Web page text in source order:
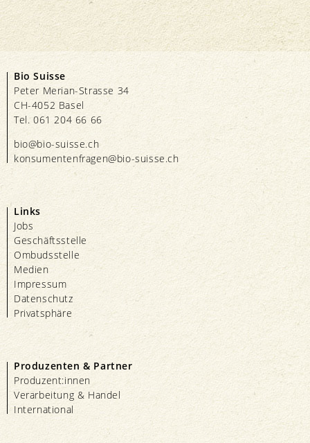
Bio Suisse
Peter Merian-Strasse 34
CH-4052 Basel
Tel. 061 204 66 66
bio@bio-suisse.ch
konsumentenfragen@bio-suisse.ch
Links
Jobs
Geschäftsstelle
Ombudsstelle
Medien
Impressum
Datenschutz
Privatsphäre
Produzenten & Partner
Produzent:innen
Verarbeitung & Handel
International